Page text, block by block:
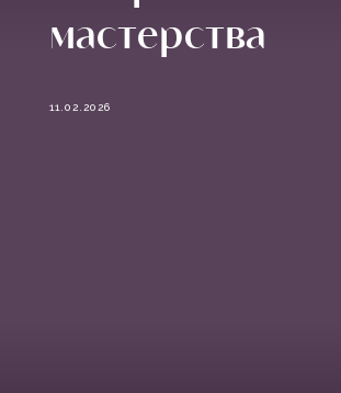
мастерства
11.02.2026